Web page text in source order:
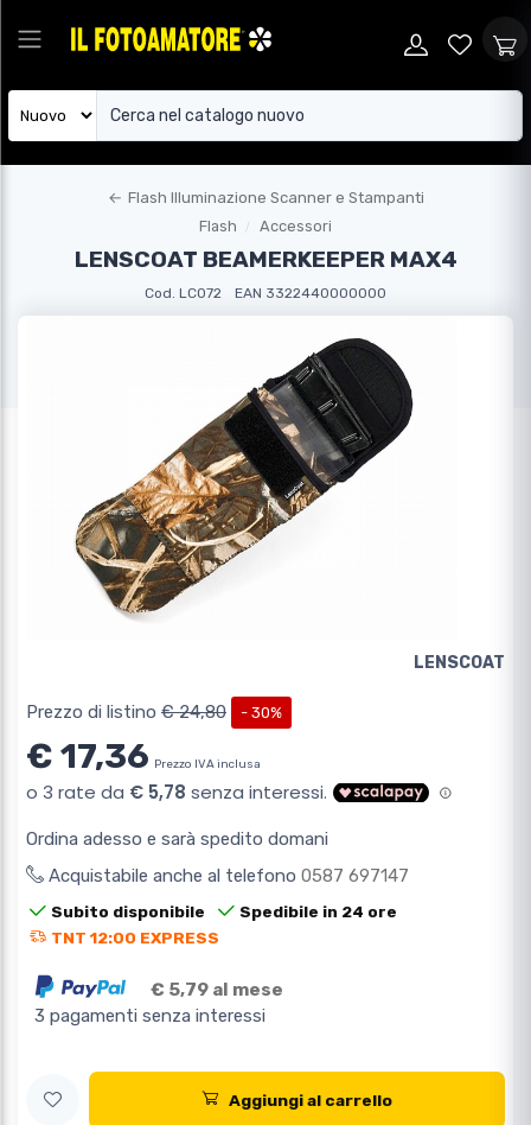
← Flash Illuminazione Scanner e Stampanti
Flash
Accessori
LENSCOAT BEAMERKEEPER MAX4
Cod. LC072 EAN 3322440000000
LENSCOAT
Prezzo di listino € 24,80 - 30%
€ 17,36 Prezzo IVA inclusa
Ordina adesso e sarà spedito domani
Acquistabile anche al telefono 0587 697147
Subito disponibile
Spedibile in 24 ore
TNT 12:00 EXPRESS
€ 5,79 al mese
3 pagamenti senza interessi
Aggiungi al carrello